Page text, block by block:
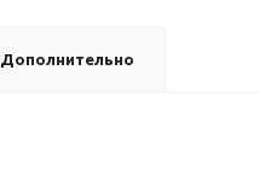
Дополнительно